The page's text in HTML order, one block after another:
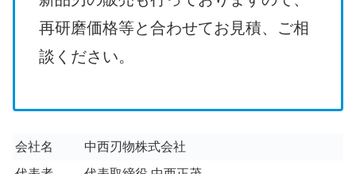
再研磨価格等と合わせてお見積、ご相
談ください。
会社名
中西刃物株式会社